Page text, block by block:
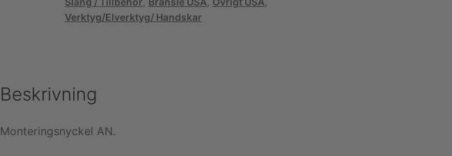
mängd
Verktyg/Elverktyg/ Handskar
Beskrivning
Monteringsnyckel AN.